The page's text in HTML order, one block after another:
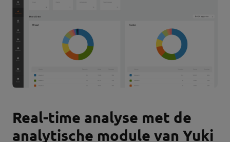
Real-time analyse met de
analytische module van Yuki